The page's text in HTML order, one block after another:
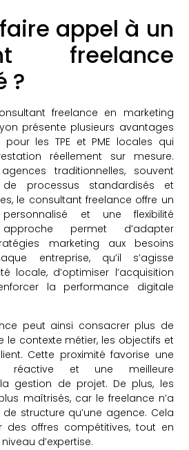
appel à un
freelance
?
freelance en marketing
présente plusieurs avantages
les TPE et PME locales qui
réellement sur mesure.
traditionnelles, souvent
processus standardisés et
le consultant freelance offre un
et une flexibilité
permet d’adapter
marketing aux besoins
entreprise, qu’il s’agisse
locale, d’optimiser l’acquisition
la performance digitale
peut ainsi consacrer plus de
contexte métier, les objectifs et
Cette proximité favorise une
réactive et une meilleure
gestion de projet. De plus, les
maîtrisés, car le freelance n’a
structure qu’une agence. Cela
des offres compétitives, tout en
d’expertise.